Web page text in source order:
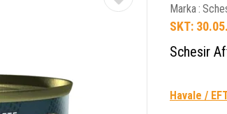
Marka:
SKT:
Schesir
Havale /